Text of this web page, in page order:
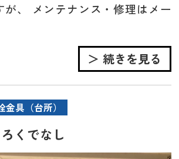
が、 メンテナンス・修理はメー
＞ 続きを見る
金具（台所）
くでなし